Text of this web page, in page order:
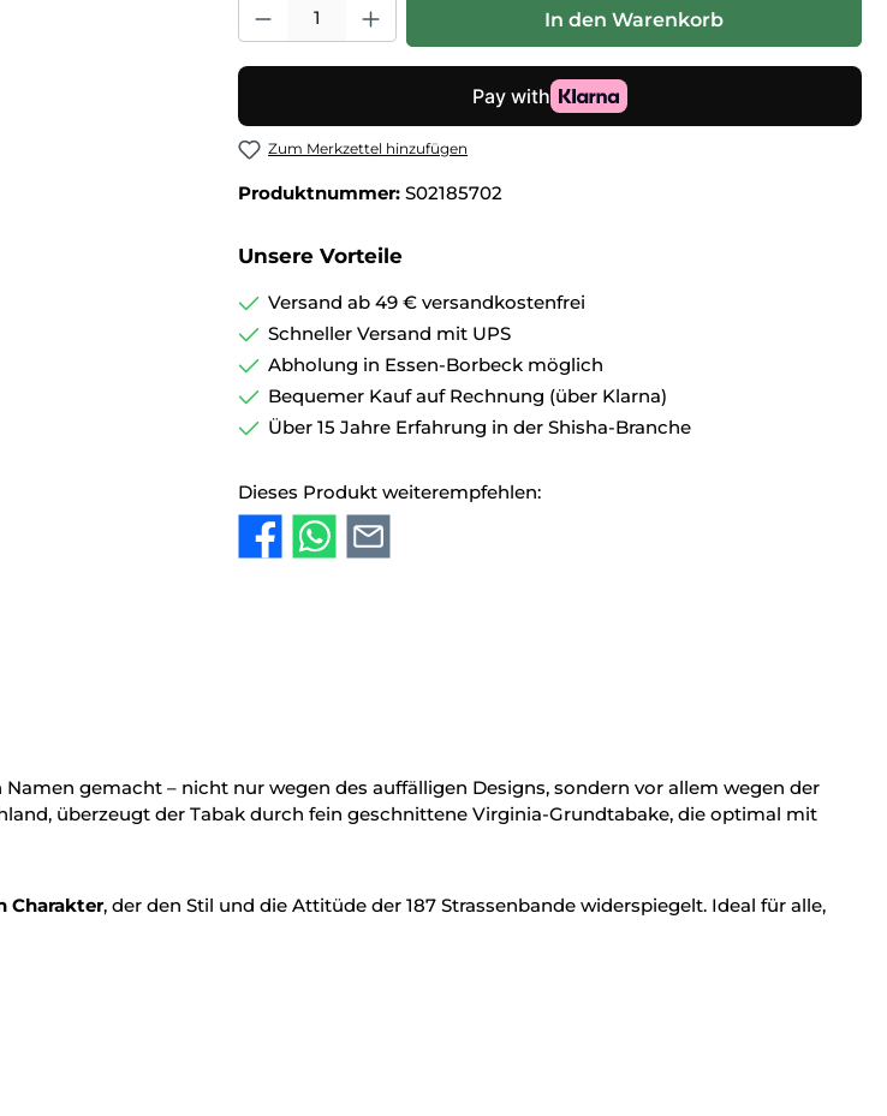
Produkt Anzahl: Gib den gewünschten Wert ein oder benutze die
In den Warenkorb
Zum Merkzettel hinzufügen
Produktnummer: S02185702
Unsere Vorteile
Versand ab 49 € versandkostenfrei
Schneller Versand mit UPS
Abholung in Essen-Borbeck möglich
Bequemer Kauf auf Rechnung (über Klarna)
Über 15 Jahre Erfahrung in der Shisha-Branche
Dieses Produkt weiterempfehlen:
Namen gemacht – nicht nur wegen des auffälligen Designs, sondern vor allem wegen der
überzeugt der Tabak durch fein geschnittene Virginia-Grundtabake, die optimal mit
Charakter, der den Stil und die Attitüde der 187 Strassenbande widerspiegelt. Ideal für alle,